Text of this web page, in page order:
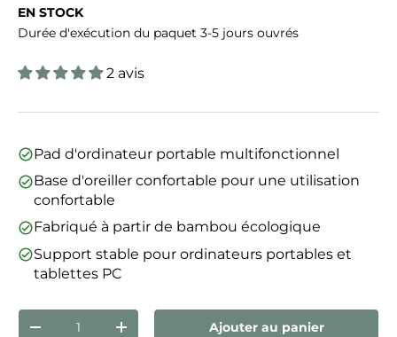
EN STOCK
Durée d'exécution du paquet 3-5 jours ouvrés
2 avis
Pad d'ordinateur portable multifonctionnel
Base d'oreiller confortable pour une utilisation
confortable
Fabriqué à partir de bambou écologique
Support stable pour ordinateurs portables et
tablettes PC
Qté
Diminuer la quantitéAugmenter la quantité
Ajouter au panier